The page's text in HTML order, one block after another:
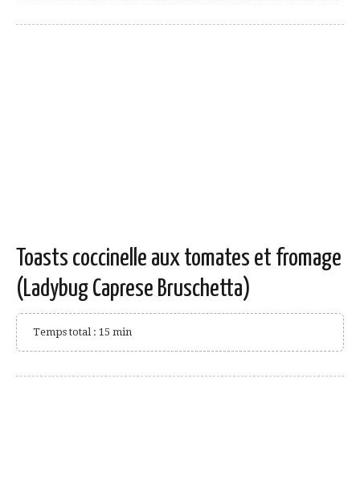
Toasts coccinelle aux tomates et fromage
(Ladybug Caprese Bruschetta)
Temps total : 15 min